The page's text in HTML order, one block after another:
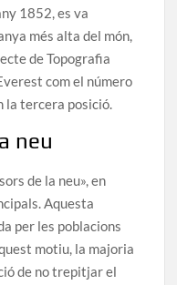
1852, es va
més alta del món,
de Topografia
com el número
la tercera posició.
neu
de la neu», en
Aquesta
per les poblacions
motiu, la majoria
de no trepitjar el